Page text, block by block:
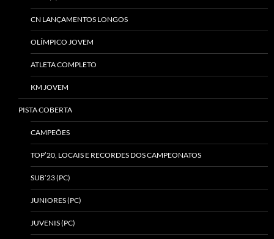
CN LANÇAMENTOS LONGOS
OLÍMPICO JOVEM
ATLETA COMPLETO
KM JOVEM
PISTA COBERTA
CAMPEÕES
TOP’20, LOCAIS E RECORDES DOS CAMPEONATOS
SUB’23 (PC)
JUNIORES (PC)
JUVENIS (PC)